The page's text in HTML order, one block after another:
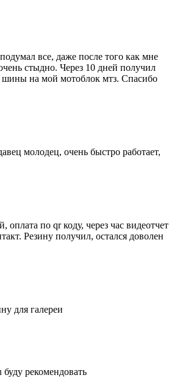
все, даже после того как мне
стыдно. Через 10 дней получил
шины на мой мотоблок мтз. Спасибо
молодец, очень быстро работает,
по qr коду, через час видеотчет
Резину получил, остался доволен
для галереи
рекомендовать